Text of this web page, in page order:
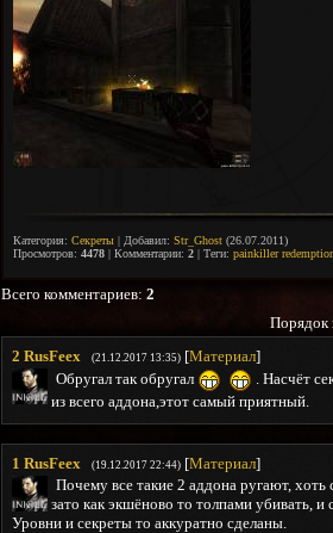
Категория: Секреты | Добавил: Str_Ghost (26.07.2011)
Просмотров: 4478 | Комментарии: 2 | Теги: painkiller
Всего комментариев: 2
Порядок
2 RusFeex (21.12.2017 13:35) [Материал]
Обругал так обругал
. Насчёт
из всего аддона,этот самый приятный.
1 RusFeex (19.12.2017 22:44) [Материал]
Почему все такие 2 аддона ругают,
зато как экшёново то толпами убивать,
Уровни и секреты то аккуратно сделаны.